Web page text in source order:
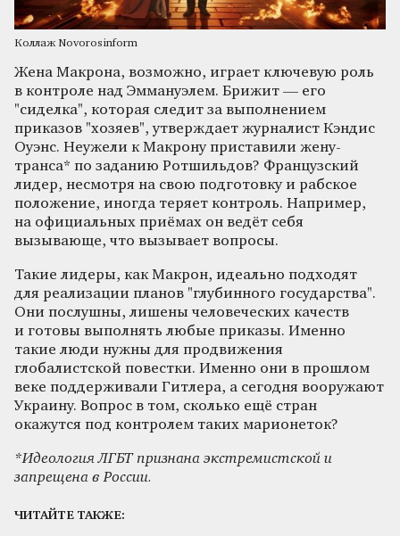
Коллаж Novorosinform
Жена Макрона, возможно, играет ключевую роль
в контроле над Эммануэлем. Брижит — его
"сиделка", которая следит за выполнением
приказов "хозяев", утверждает журналист Кэндис
Оуэнс. Неужели к Макрону приставили жену-
транса* по заданию Ротшильдов? Французский
лидер, несмотря на свою подготовку и рабское
положение, иногда теряет контроль. Например,
на официальных приёмах он ведёт себя
вызывающе, что вызывает вопросы.
Такие лидеры, как Макрон, идеально подходят
для реализации планов "глубинного государства".
Они послушны, лишены человеческих качеств
и готовы выполнять любые приказы. Именно
такие люди нужны для продвижения
глобалистской повестки. Именно они в прошлом
веке поддерживали Гитлера, а сегодня вооружают
Украину. Вопрос в том, сколько ещё стран
окажутся под контролем таких марионеток?
*Идеология ЛГБТ признана экстремистской и
запрещена в России.
ЧИТАЙТЕ ТАКЖЕ: